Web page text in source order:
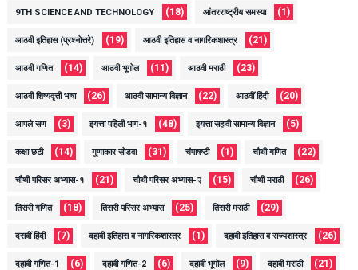
9TH SCIENCE AND TECHNOLOGY (18) आंतरराष्ट्रीय समस्या (1)
आठवी इतिहास (प्रश्नोत्तरे) (19) आठवी इतिहास व नागरिकशास्त्र (21)
आठवी गणित (14) आठवी भूगोल (11) आठवी मराठी (23)
आठवी शिष्यवृत्ती भाषा (26) आठवी सामान्य विज्ञान (22) आठवीं हिंदी (20)
आपले सण (3) इयत्ता पहिली भाग-१ (48) इयत्ता सहावी सामान्य विज्ञान (5)
कक्षा छटी (14) गुणाकार सोडवा (31) चंपाषष्टी (1) चौथी गणित (22)
चौथी परिसर अभ्यास-१ (21) चौथी परिसर अभ्यास-२ (15) चौथी मराठी (26)
तिसरी गणित (18) तिसरी परिसर अभ्यास (25) तिसरी मराठी (29)
दसवीं हिंदी (7) दहावी इतिहास व नागरिकशास्त्र (1) दहावी इतिहास व राज्यशास्त्र (26)
दहावी गणित-1 (6) दहावी गणित-2 (6) दहावी भूगोल (9) दहावी मराठी (21)